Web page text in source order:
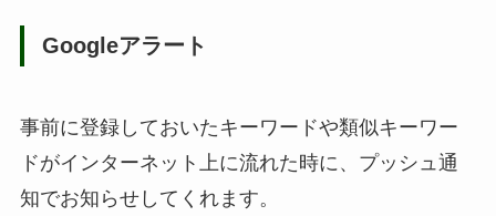
Googleアラート
事前に登録しておいたキーワードや類似キーワー
ドがインターネット上に流れた時に、プッシュ通
知でお知らせしてくれます。